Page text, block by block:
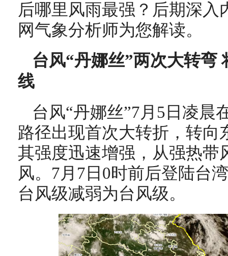
后哪里风雨最强？后期深
网气象分析师为您解读。
台风“丹娜丝”两次大转弯
线
台风“丹娜丝”7月5日凌晨
路径出现首次大转折，转向
其强度迅速增强，从强热带
风。7月7日0时前后登陆台
台风级减弱为台风级。